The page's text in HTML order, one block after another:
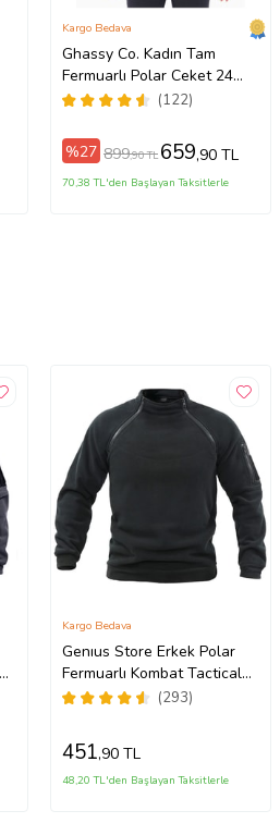
Ghassy Co. Kadın Tam
Fermuarlı Polar Ceket 24
Renk (Kırmızı) (122)
Kargo Bedava
%27 899,90 TL 659,90 TL
70,38 TL'den Başlayan Taksitlerle
Genıus Store Erkek Polar
Fermuarlı Kombat Tactical
Cepli Outdoor Polar (Siyah)
(293)
Kargo Bedava
451,90 TL
48,20 TL'den Başlayan Taksitlerle